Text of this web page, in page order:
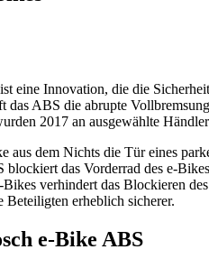
ist eine Innovation, die die
das ABS die abrupte
2017 an ausgewählte
aus dem Nichts die Tür eines
das Vorderrad des e-
verhindert das Blockieren
erheblich sicherer.
e-Bike ABS